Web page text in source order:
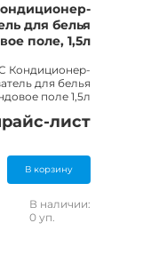
для белья
поле, 1,5л
Кондиционер-
для белья
поле 1,5л
лист
В корзину
В наличии:
0 уп.